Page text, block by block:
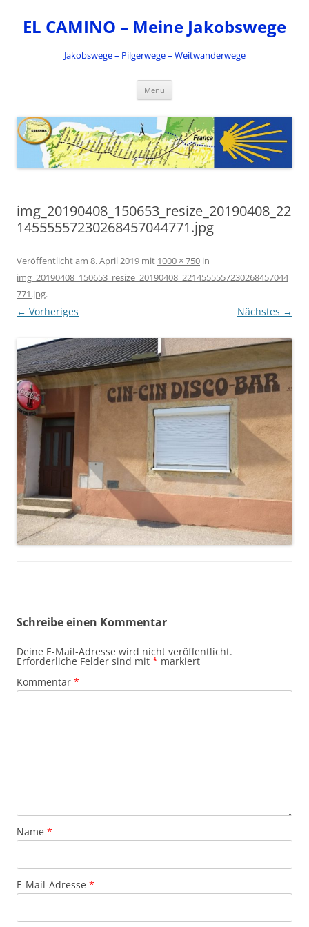
springen
EL CAMINO – Meine Jakobswege
Jakobswege – Pilgerwege – Weitwanderwege
Menü
img_20190408_150653_resize_20190408_22
14555557230268457044771.jpg
Veröffentlicht am 8. April 2019 mit 1000 × 750 in
img_20190408_150653_resize_20190408_2214555557230268457044
771.jpg.
← Vorheriges Nächstes →
Schreibe einen Kommentar
Deine E-Mail-Adresse wird nicht veröffentlicht.
Erforderliche Felder sind mit * markiert
Kommentar *
Name *
E-Mail-Adresse *